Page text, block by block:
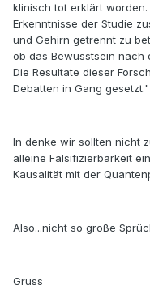
klinisch tot erklärt
Erkenntnisse der Studie
und Gehirn getrennt zu
ob das Bewusstsein nach
Die Resultate dieser
Debatten in Gang gesetzt."
In denke wir sollten nicht
alleine Falsifizierbarkeit
Kausalität mit der
Also...nicht so große
Gruss